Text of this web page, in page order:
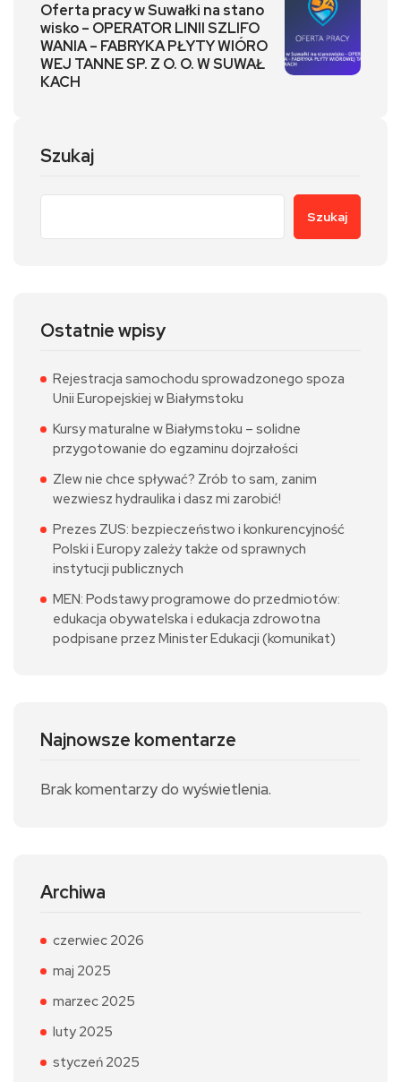
Oferta pracy w Suwałki na stano
wisko – OPERATOR LINII SZLIFO
WANIA – FABRYKA PŁYTY WIÓRO
WEJ TANNE SP. Z O. O. W SUWAŁ
KACH
Szukaj
Szukaj
Ostatnie wpisy
Rejestracja samochodu sprowadzonego spoza
Unii Europejskiej w Białymstoku
Kursy maturalne w Białymstoku – solidne
przygotowanie do egzaminu dojrzałości
Zlew nie chce spływać? Zrób to sam, zanim
wezwiesz hydraulika i dasz mi zarobić!
Prezes ZUS: bezpieczeństwo i konkurencyjność
Polski i Europy zależy także od sprawnych
instytucji publicznych
MEN: Podstawy programowe do przedmiotów:
edukacja obywatelska i edukacja zdrowotna
podpisane przez Minister Edukacji (komunikat)
Najnowsze komentarze
Brak komentarzy do wyświetlenia.
Archiwa
czerwiec 2026
maj 2025
marzec 2025
luty 2025
styczeń 2025